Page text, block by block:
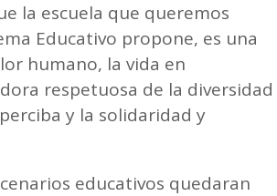
la escuela que queremos
Educativo propone, es una
humano, la vida en
respetuosa de la diversidad
y la solidaridad y
educativos quedaran